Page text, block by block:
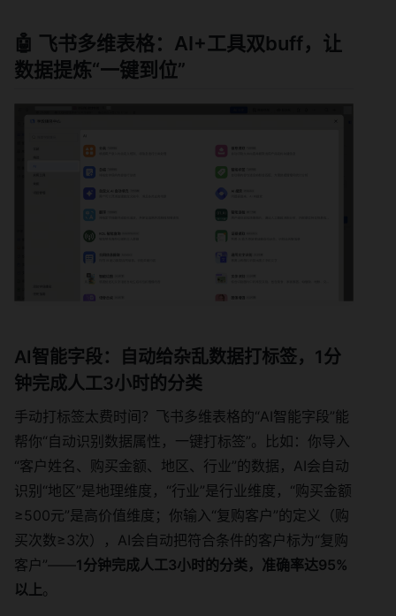
🤖 飞书多维表格：AI+工具双buff，让
数据提炼“一键到位”
AI智能字段：自动给杂乱数据打标签，1分
钟完成人工3小时的分类
手动打标签太费时间？飞书多维表格的“AI智能字段”能
帮你“自动识别数据属性，一键打标签”。比如：你导入
“客户姓名、购买金额、地区、行业”的数据，AI会自动
识别“地区”是地理维度，“行业”是行业维度，“购买金额
≥500元”是高价值维度；你输入“复购客户”的定义（购
买次数≥3次），AI会自动把符合条件的客户标为“复购
客户”—— 1分钟完成人工3小时的分类，准确率达95%
以上。